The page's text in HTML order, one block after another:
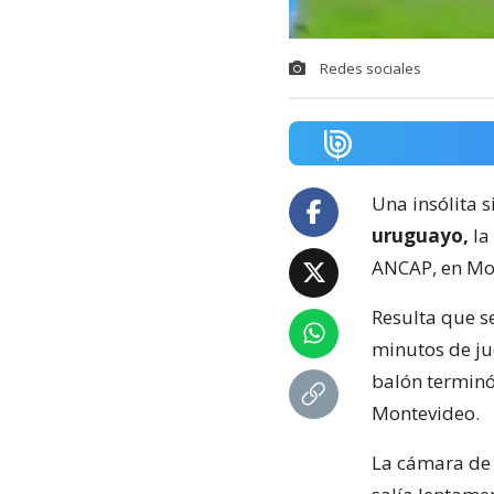
Redes sociales
Una insólita
uruguayo, la
ANCAP, en
Resulta que
minutos de
balón
Montevideo.
La cámara